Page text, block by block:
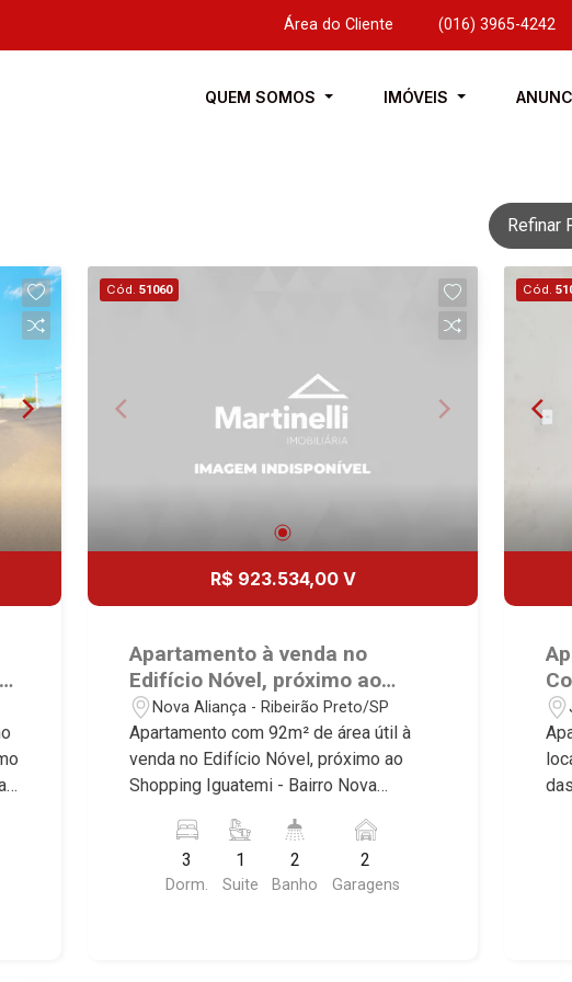
Área do Cliente (016) 3965-4242
QUEM SOMOS IMÓVEIS
Refinar
-
Cód. 51060
R$ 923.534,00 V
Apartamento à venda no
Edifício Nóvel, próximo ao
Shopping Iguatemi - Ribeirão
Preto/SP.
Nova Aliança - Ribeirão Preto/SP
Apartamento com 92m² de área útil à
venda no Edifício Nóvel, próximo ao
Shopping Iguatemi - Bairro Nova
características deste imóvel que a
Martinelli Imobiliária selecionou para
você: - 92m² de área útil - 3
3
Dorm.
1
Suite
2
Banho
2
Garagens
Cód.